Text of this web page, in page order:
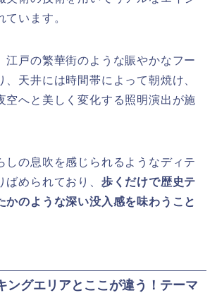
ています。
江戸の繁華街のような賑やかなフー
、天井には時間帯によって朝焼け、
空へと美しく変化する照明演出が施
しの息吹を感じられるようなディテ
ばめられており、 歩くだけで歴史テ
かのような深い没入感を味わうこと
ングエリアとここが違う！テーマ